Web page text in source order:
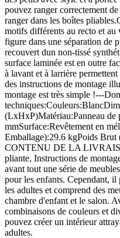
pouvez ranger correctement
ranger dans les boîtes
motifs différents au recto et au
figure dans une séparation de
recouvert dun non-tissé
surface laminée est en outre
à lavant et à larrière
des instructions de montage
montage est très simple !---
(LxHxP)Matériau:Panneau de
mmSurface:Revêtement en
Emballage):29.6 kgPoids
CONTENU DE LA
pliante, Instructions de
avant tout une série de
pour les enfants. Cependant,
les adultes et comprend des
chambre d'enfant et le salon.
combinaisons de couleurs et
pouvez créer un intérieur
adultes.